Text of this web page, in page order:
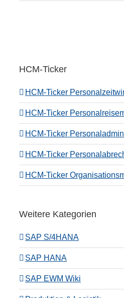
HCM-Ticker
HCM-Ticker
HCM-Ticker
HCM-Ticker
HCM-Ticker
HCM-Ticker
Weitere Kategorien
SAP S/4HANA
SAP HANA
SAP EWM Wiki